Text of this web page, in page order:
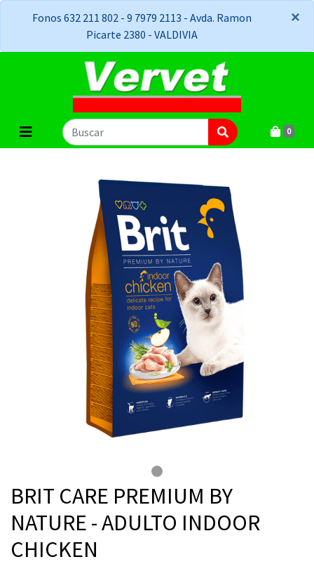
Fonos 632 211 802 - 9 7979 2113 - Avda. Ramon
Picarte 2380 - VALDIVIA
×
×
0
BRIT CARE PREMIUM BY
NATURE - ADULTO INDOOR
CHICKEN